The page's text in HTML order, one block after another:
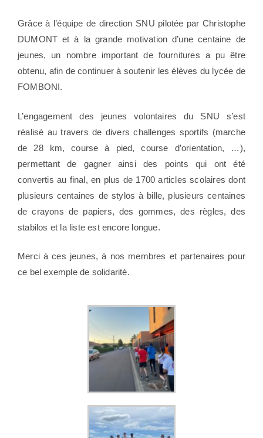
Grâce à l’équipe de direction SNU pilotée par Christophe
DUMONT et à la grande motivation d’une centaine de
jeunes, un nombre important de fournitures a pu être
obtenu, afin de continuer à soutenir les élèves du lycée de
FOMBONI.
L’engagement des jeunes volontaires du SNU s’est
réalisé au travers de divers challenges sportifs (marche
de 28 km, course à pied, course d’orientation, …),
permettant de gagner ainsi des points qui ont été
convertis au final, en plus de 1700 articles scolaires dont
plusieurs centaines de stylos à bille, plusieurs centaines
de crayons de papiers, des gommes, des règles, des
stabilos et la liste est encore longue.
Merci à ces jeunes, à nos membres et partenaires pour
ce bel exemple de solidarité.